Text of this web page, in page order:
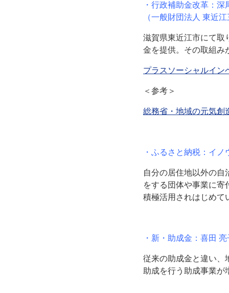
・行政補助金改革：深
（一般財団法人 東近
滋賀県東近江市にて取
金を提供。その取組み
プラスソーシャルイン
＜参考＞
総務省・地域の元気創
・ふるさと納税：イ
自分の居住地以外の自
をする団体や事業に寄
積極活用されはじめて
・新・助成金：喜田
従来の助成金と違い、
助成を行う助成事業が